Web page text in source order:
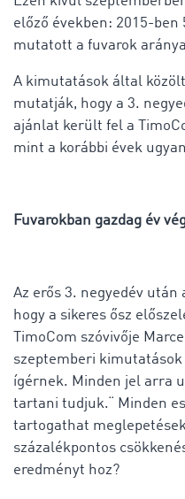
előző években: 2015-
mutatott a fuvarok
A kimutatások által
mutatják, hogy a 3.
ajánlat került fel a
mint a korábbi évek
Fuvarokban gazdag év
Az erős 3. negyedév után
hogy a sikeres ősz
TimoCom szóvivője
szeptemberi kimutatások
ígérnek. Minden jel arra
tartani tudjuk.“ Minden
tartogathat
százalékpontos
eredményt hoz?